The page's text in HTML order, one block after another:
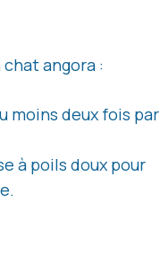
angora :
moins deux fois par
à poils doux pour